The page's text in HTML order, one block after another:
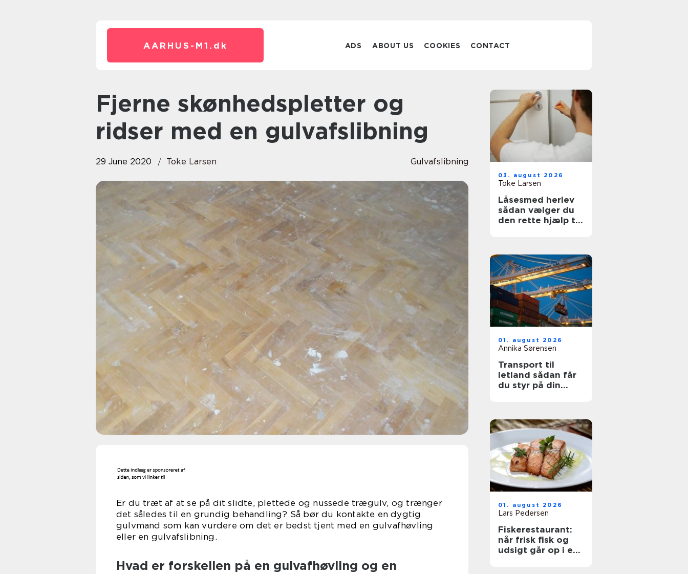
AARHUS-M1. dk ADS ABOUT US COOKIES CONTACT
Fjerne skønhedspletter og
ridser med en gulvafslibning
29 June 2020 Toke Larsen Gulvafslibning
Er du træt af at se på dit slidte, plettede og nussede trægulv, og trænger
det således til en grundig behandling? Så bør du kontakte en dygtig
gulvmand som kan vurdere om det er bedst tjent med en gulvafhøvling
eller en gulvafslibning.
Hvad er forskellen på en gulvafhøvling og en
03. august 2026
Toke Larsen
Låsesmed herlev
sådan vælger du
den rette hjælp til
01. august 2026
Annika Sørensen
Transport til
letland sådan får
du styr på din
01. august 2026
Lars Pedersen
Fiskerestaurant:
når frisk fisk og
udsigt går op i en